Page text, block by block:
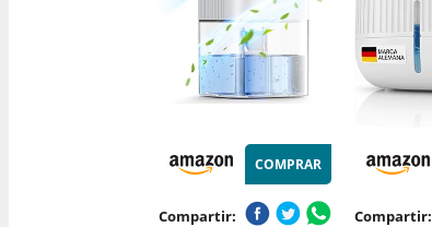
COMPRAR
Compartir: Compartir: